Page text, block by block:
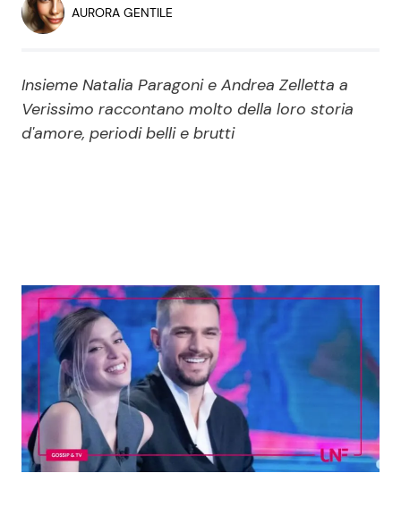
Persone Scomparse
Politica Reality e Talent
Soap Opera
News Musica
News Spettacolo
Benessere
Casa
Cucina e Ricette
Consigli di Cucina
AURORA GENTILE
Insieme Natalia Paragoni e Andrea Zelletta a
Verissimo raccontano molto della loro storia
d'amore, periodi belli e brutti